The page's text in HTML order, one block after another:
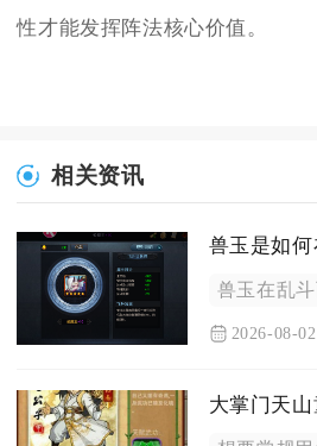
性才能发挥阵法核心价值。
相关资讯
2026-08-02